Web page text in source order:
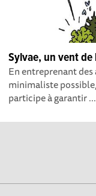
Sylvae, un vent
En entreprenant
minimaliste
participe à garantir ...